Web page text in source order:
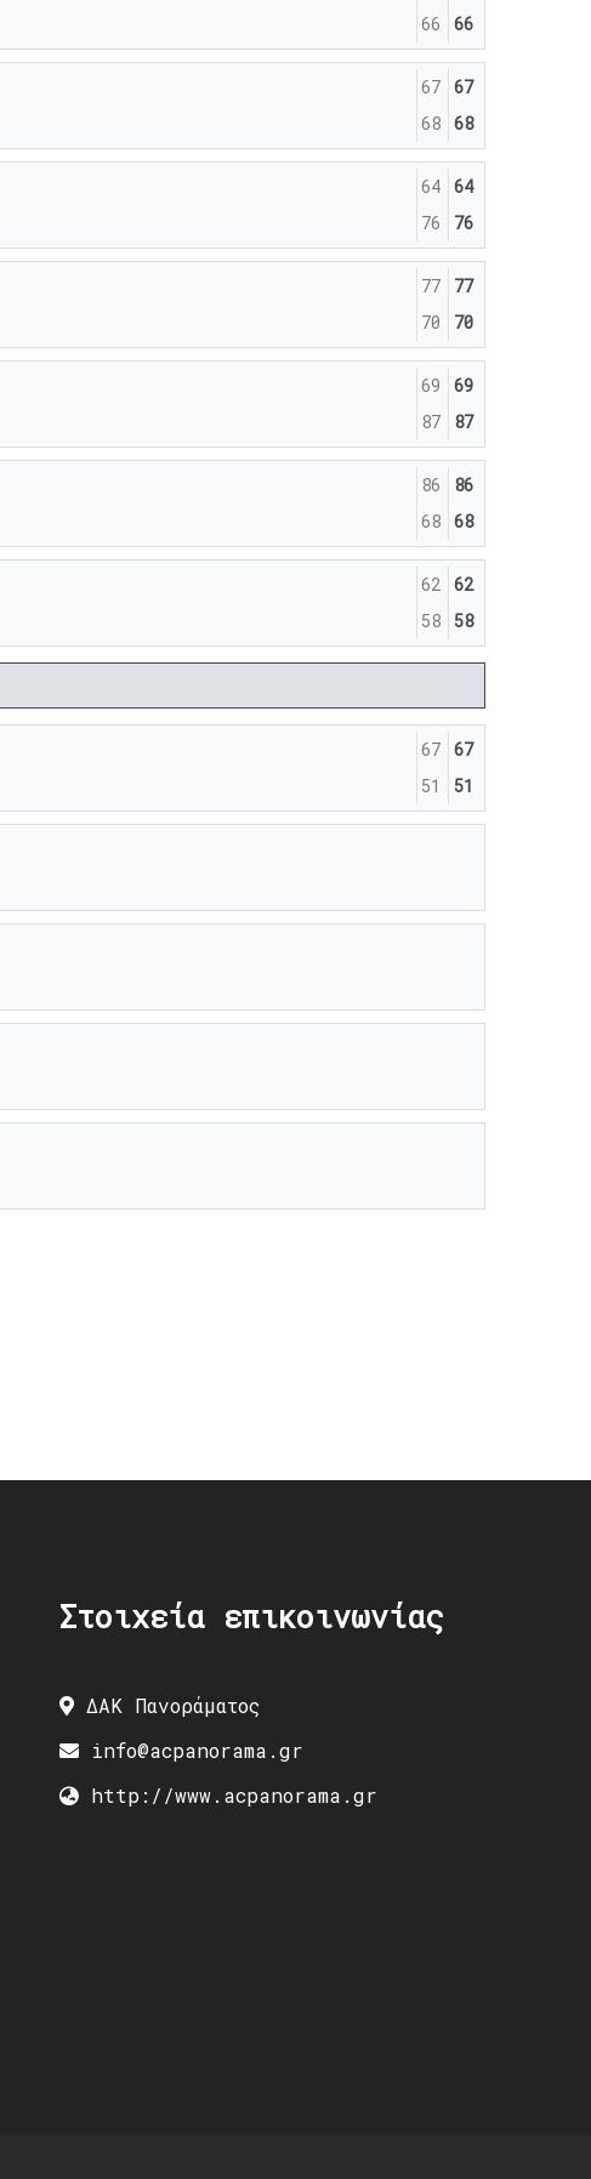
66
66
67
68
67
68
64
76
64
76
77
70
77
70
69
87
69
87
86
68
86
68
62
58
62
58
67
51
67
51
Στοιχεία επικοινωνίας
ΔΑΚ Πανοράματος
info@acpanorama.gr
http://www.acpanorama.gr